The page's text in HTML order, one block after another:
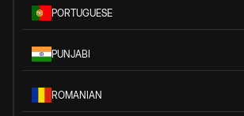
PORTUGUESE
PUNJABI
ROMANIAN